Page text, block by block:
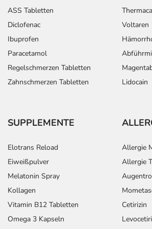
Anwendungshinweise
Die Gesamtdosis sollte nicht ohne
einem Arzt oder Apotheker
Art der Anwendung?
Nehmen Sie das Arzneimittel mit
Die Anwendungsdauer richtet sich
deshalb nur von Ihrem Arzt bestimmt.
Überdosierung?
Es sind keine
Zweifelsfall wenden Sie sich an Ihren
Einnahme vergessen?
ASS Tabletten
Diclofenac
Ibuprofen
Paracetamol
Regelschmerzen Tabletten
Zahnschmerzen Tabletten
Voltaren
Lidocain
SUPPLEMENTE
Elotrans Reload
Eiweißpulver
Melatonin Spray
Kollagen
Vitamin B12 Tabletten
Omega 3 Kapseln
Allergie
Allergie
Cetirizin